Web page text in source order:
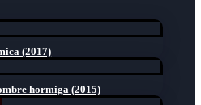
(2017)
hormiga (2015)